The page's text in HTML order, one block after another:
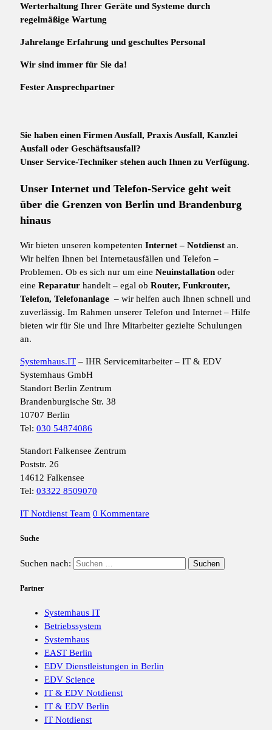
Werterhaltung Ihrer Geräte und Systeme durch
regelmäßige Wartung
Jahrelange Erfahrung und geschultes Personal
Wir sind immer für Sie da!
Fester Ansprechpartner
Sie haben einen Firmen Ausfall, Praxis Ausfall, Kanzlei
Ausfall oder Geschäftsausfall?
Unser Service-Techniker stehen auch Ihnen zu Verfügung.
Unser Internet und Telefon-Service geht weit
über die Grenzen von Berlin und Brandenburg
hinaus
Wir bieten unseren kompetenten Internet– Notdienst an.
Wir helfen Ihnen bei Internetausfällen und Telefon –
Problemen. Ob es sich nur um eine Neuinstallation oder
eine Reparatur handelt – egal ob Router, Funkrouter,
Telefon, Telefonanlage – wir helfen auch Ihnen schnell und
zuverlässig. Im Rahmen unserer Telefon und Internet – Hilfe
bieten wir für Sie und Ihre Mitarbeiter gezielte Schulungen
an.
Systemhaus.IT – IHR Servicemitarbeiter – IT & EDV
Systemhaus GmbH
Standort Berlin Zentrum
Brandenburgische Str. 38
10707 Berlin
Tel: 030 54874086
Standort Falkensee Zentrum
Poststr. 26
14612 Falkensee
Tel: 03322 8509070
IT Notdienst Team 0 Kommentare
Suche
Suchen nach:
Partner
Systemhaus IT
Betriebssystem
Systemhaus
EAST Berlin
EDV Dienstleistungen in Berlin
EDV Science
IT & EDV Notdienst
IT & EDV Berlin
IT Notdienst